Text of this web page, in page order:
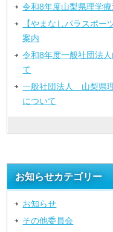
令和8年度山梨県理学
【やまなしパラスポ
案内
令和8年度一般社団法
て
一般社団法人 山梨県
について
お知らせカテゴリー
お知らせ
その他委員会